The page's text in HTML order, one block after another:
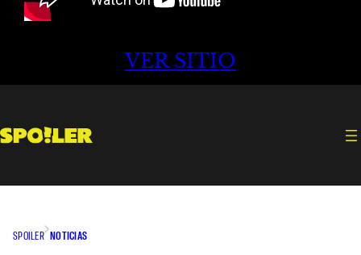
VER SITIO
SPOILER NOTICIAS